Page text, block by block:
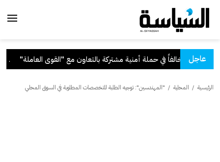
عاجلمع "القوى العاملة"
الرئيسية / المحلية / "المهندسين": توجيه الطلبة للتخصصات المطلوبة في السوق المحلي